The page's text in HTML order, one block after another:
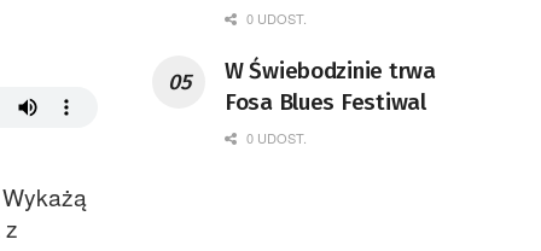
0 UDOST.
W Świebodzinie trwa
Fosa Blues Festiwal
0 UDOST.